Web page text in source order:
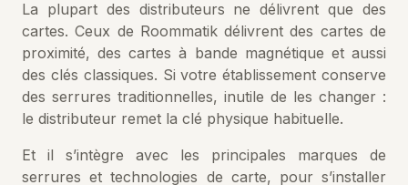
La plupart des distributeurs ne délivrent que des
cartes. Ceux de Roommatik délivrent des cartes de
proximité, des cartes à bande magnétique et aussi
des clés classiques. Si votre établissement conserve
des serrures traditionnelles, inutile de les changer :
le distributeur remet la clé physique habituelle.
Et il s’intègre avec les principales marques de
serrures et technologies de carte, pour s’installer